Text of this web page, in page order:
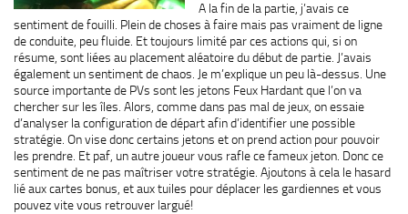
A la fin de la partie, j’avais ce
sentiment de fouilli. Plein de choses à faire mais pas vraiment de ligne
de conduite, peu fluide. Et toujours limité par ces actions qui, si on
résume, sont liées au placement aléatoire du début de partie. J’avais
également un sentiment de chaos. Je m’explique un peu là-dessus. Une
source importante de PVs sont les jetons Feux Hardant que l’on va
chercher sur les îles. Alors, comme dans pas mal de jeux, on essaie
d’analyser la configuration de départ afin d’identifier une possible
stratégie. On vise donc certains jetons et on prend action pour pouvoir
les prendre. Et paf, un autre joueur vous rafle ce fameux jeton. Donc ce
sentiment de ne pas maîtriser votre stratégie. Ajoutons à cela le hasard
lié aux cartes bonus, et aux tuiles pour déplacer les gardiennes et vous
pouvez vite vous retrouver largué!